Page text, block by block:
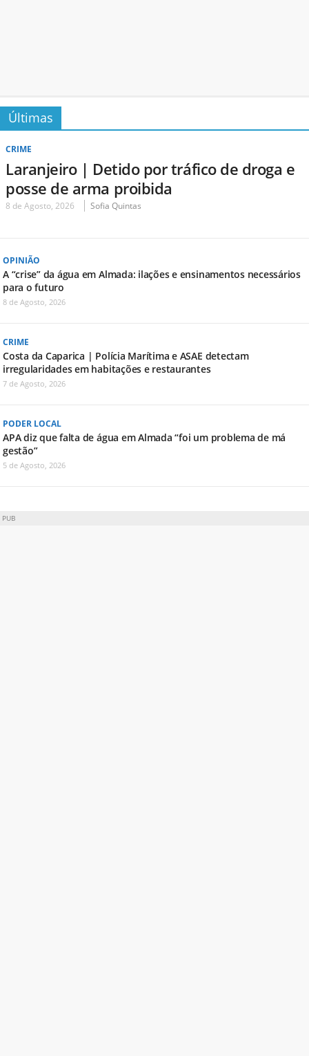
Últimas
CRIME
Laranjeiro | Detido por tráfico de droga e
posse de arma proibida
8 de Agosto, 2026 Sofia Quintas
OPINIÃO
A “crise” da água em Almada: ilações e ensinamentos necessários
para o futuro
8 de Agosto, 2026
CRIME
Costa da Caparica | Polícia Marítima e ASAE detectam
irregularidades em habitações e restaurantes
7 de Agosto, 2026
PODER LOCAL
APA diz que falta de água em Almada “foi um problema de má
gestão”
5 de Agosto, 2026
PUB